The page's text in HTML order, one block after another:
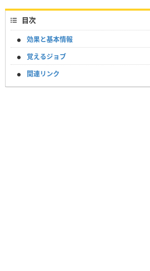
目次
効果と基本情報
覚えるジョブ
関連リンク